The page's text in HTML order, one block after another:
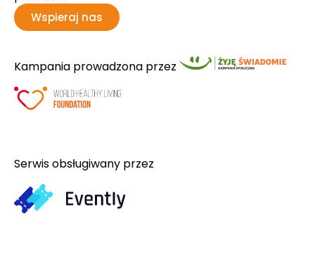
Wspieraj nas
Kampania prowadzona przez
Serwis obsługiwany przez